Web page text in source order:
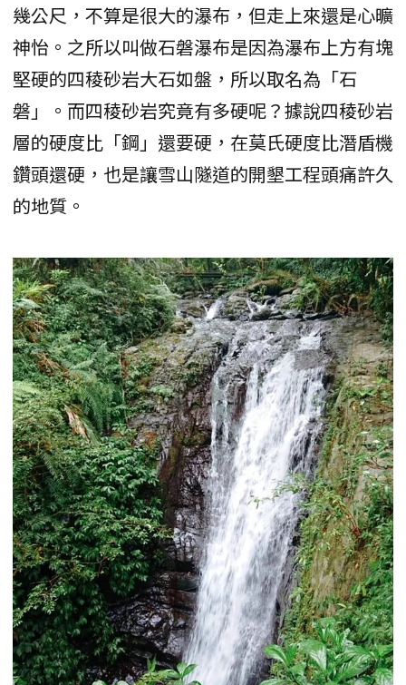
幾公尺，不算是很大的瀑布，但走上來還是心曠
神怡。之所以叫做石磐瀑布是因為瀑布上方有塊
堅硬的四稜砂岩大石如盤，所以取名為「石
磐」。而四稜砂岩究竟有多硬呢？據說四稜砂岩
層的硬度比「鋼」還要硬，在莫氏硬度比潛盾機
鑽頭還硬，也是讓雪山隧道的開墾工程頭痛許久
的地質。